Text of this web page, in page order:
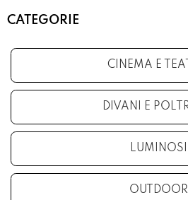
CATEGORIE
CINEMA E
DIVANI E
LUMINOSI
OUTDOOR